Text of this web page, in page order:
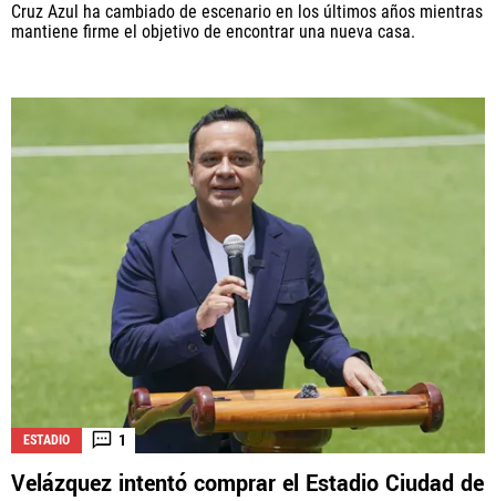
Cruz Azul ha cambiado de escenario en los últimos años mientras
mantiene firme el objetivo de encontrar una nueva casa.
ESTADIO 1
Velázquez intentó comprar el Estadio Ciudad de